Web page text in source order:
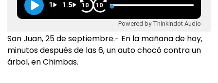
1 1.5 10 10
Powered by Thinkindot Audio
San Juan, 25 de septiembre.- En la mañana de hoy,
minutos después de las 6, un auto chocó contra un
árbol, en Chimbas.